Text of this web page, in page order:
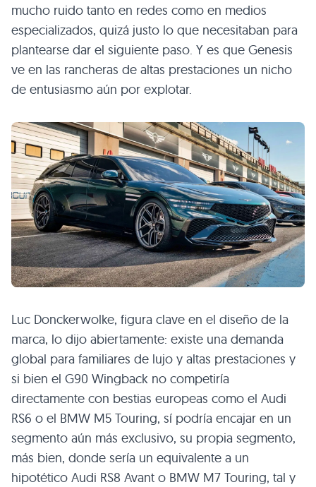
mucho ruido tanto en redes como en medios
especializados, quizá justo lo que necesitaban para
plantearse dar el siguiente paso. Y es que Genesis
ve en las rancheras de altas prestaciones un nicho
de entusiasmo aún por explotar.
Luc Donckerwolke, figura clave en el diseño de la
marca, lo dijo abiertamente: existe una demanda
global para familiares de lujo y altas prestaciones y
si bien el G90 Wingback no competiría
directamente con bestias europeas como el Audi
RS6 o el BMW M5 Touring, sí podría encajar en un
segmento aún más exclusivo, su propia segmento,
más bien, donde sería un equivalente a un
hipotético Audi RS8 Avant o BMW M7 Touring, tal y